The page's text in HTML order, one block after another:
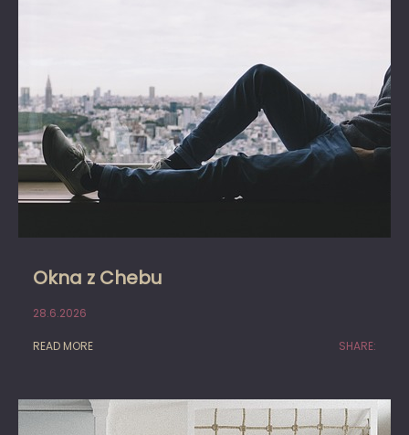
Okna z Chebu
28.6.2026
READ MORE SHARE: